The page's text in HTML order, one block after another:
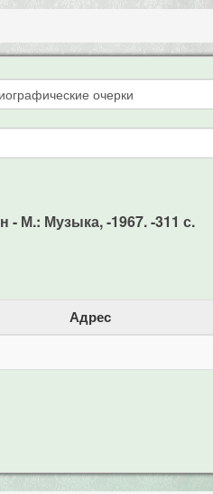
- М.: Музыка, -1967. -311 с.
Адрес